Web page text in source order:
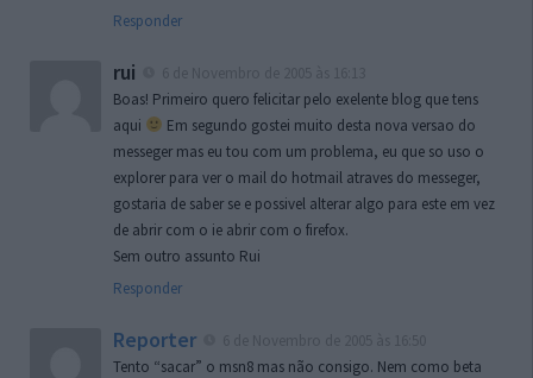
Responder
rui
Boas! Primeiro quero felicitar pelo exelente blog que tens
aqui
Em segundo gostei muito desta nova versao do
messeger mas eu tou com um problema, eu que so uso o
explorer para ver o mail do hotmail atraves do messeger,
gostaria de saber se e possivel alterar algo para este em vez
de abrir com o ie abrir com o firefox.
Sem outro assunto Rui
Responder
Reporter
Tento “sacar” o msn8 mas não consigo. Nem como beta